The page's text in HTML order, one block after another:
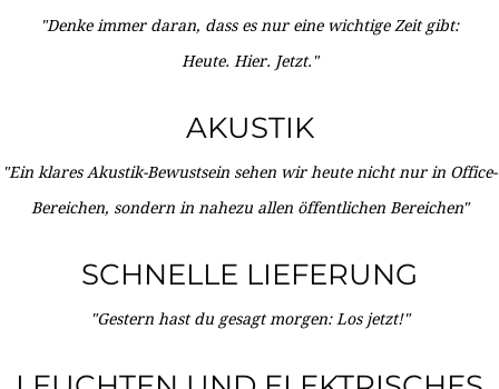
"Denke immer daran, dass es nur eine wichtige Zeit gibt:
Heute. Hier. Jetzt."
AKUSTIK
"Ein klares Akustik-Bewustsein sehen wir heute nicht nur in Office-
Bereichen, sondern in nahezu allen öffentlichen Bereichen"
SCHNELLE LIEFERUNG
"Gestern hast du gesagt morgen: Los jetzt!"